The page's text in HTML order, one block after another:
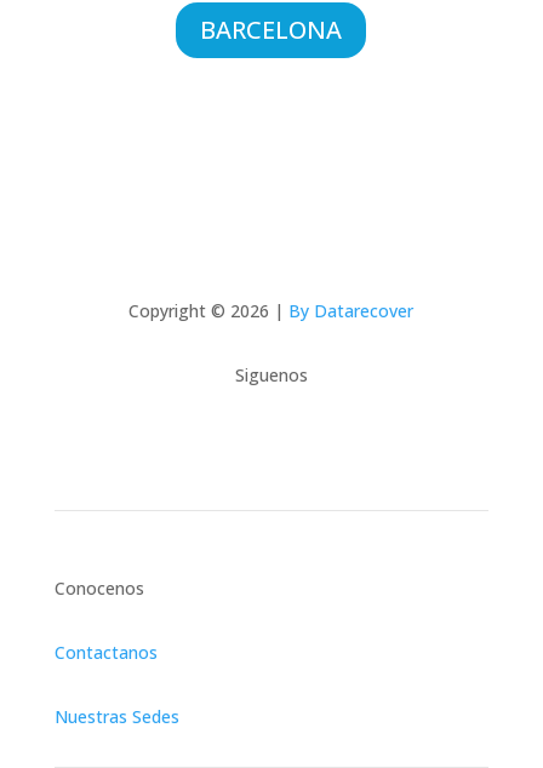
BARCELONA
Copyright © 2026 | By Datarecover
Siguenos
Conocenos
Contactanos
Nuestras Sedes